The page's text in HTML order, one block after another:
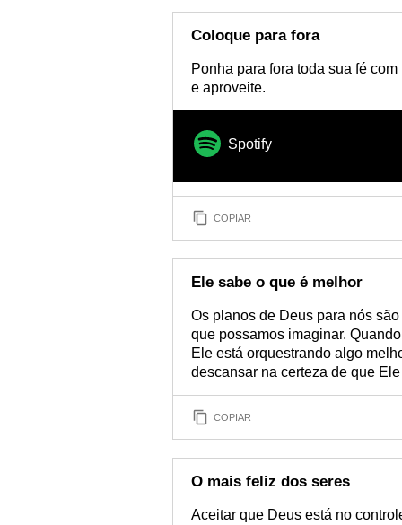
Coloque para fora
Ponha para fora toda sua fé
e aproveite.
Spotify
COPIAR
Ele sabe o que é melhor
Os planos de Deus para nós
que possamos imaginar.
Ele está orquestrando algo
descansar na certeza de que
COPIAR
O mais feliz dos seres
Aceitar que Deus está no